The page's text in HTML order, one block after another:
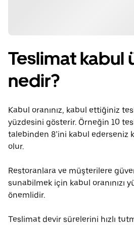
Teslimat kabul
nedir?
Kabul oranınız, kabul ettiğiniz
yüzdesini gösterir. Örneğin 10
talebinden 8’ini kabul ederseniz
olur.
Restoranlara ve müşterilere
sunabilmek için kabul oranınızı
önemlidir.
Teslimat devir sürelerini hızlı